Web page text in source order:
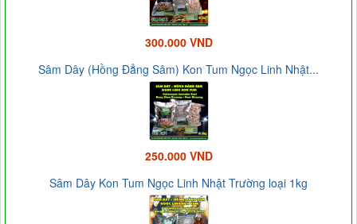
300.000 VND
Sâm Dây (Hồng Đẳng Sâm) Kon Tum Ngọc Linh Nhật...
250.000 VND
Sâm Dây Kon Tum Ngọc Linh Nhật Trường loại 1kg